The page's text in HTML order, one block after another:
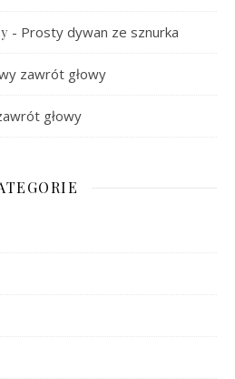
- Prosty dywan ze sznurka
zawrót głowy
głowy